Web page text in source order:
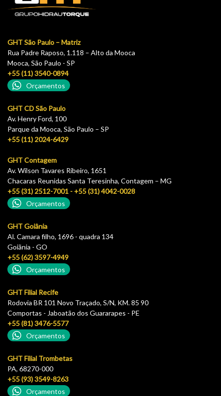
GHT São Paulo – Matriz
Rua Padre Raposo, 1.118 – Alto da Mooca
Mooca, São Paulo - SP
+55 (11) 3540-0894
Orçamentos
GHT CD São Paulo
Av. Henry Ford, 100
Parque da Mooca, São Paulo – SP
+55 (11) 2024-6429
GHT Contagem
Av. Wilson Tavares Ribeiro, 1651
Chacaras Reunidas Santa Teresinha, Contagem – MG
+55 (31) 2512-7001 - +55 (31) 4042-0028
Orçamentos
GHT Goiânia
Al. Camara filho, 1696 - quadra 134
Goiãnia - GO
+55 (62) 3597-4949
Orçamentos
GHT Filial Recife
Rodovia BR 101 Novo Traçado, S/N, KM. 85 90
Comportas - Jaboatão dos Guararapes - PE
+55 (81) 3476-5577
Orçamentos
GHT Filial Trombetas
PA, 68270-000
+55 (93) 3549-8263
Orçamentos